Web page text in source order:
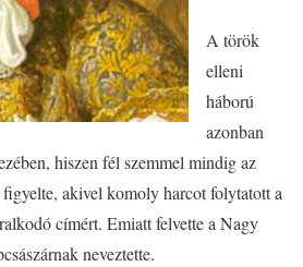
A török
elleni
háború
azonban
hiszen fél szemmel mindig az
akivel komoly harcot folytatott a
címért. Emiatt felvette a Nagy
neveztette.